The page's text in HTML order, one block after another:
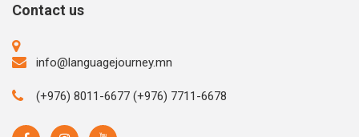
Contact us
info@languagejourney.mn
(+976) 8011-6677 (+976) 7711-6678